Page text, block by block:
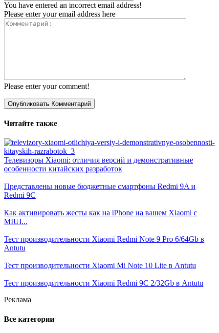
You have entered an incorrect email address!
Please enter your email address here
Please enter your comment!
Читайте также
Телевизоры Xiaomi: отличия версий и демонстративные
особенности китайских разработок
Представлены новые бюджетные смартфоны Redmi 9A и
Redmi 9C
Как активировать жесты как на iPhone на вашем Xiaomi с
MIUI...
Тест производительности Xiaomi Redmi Note 9 Pro 6/64Gb в
Antutu
Тест производительности Xiaomi Mi Note 10 Lite в Antutu
Тест производительности Xiaomi Redmi 9C 2/32Gb в Antutu
Реклама
Все категории